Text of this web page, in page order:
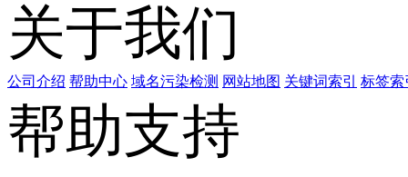
关于我们
公司介绍 帮助中心 域名污染检测 网站地图 关键词索引 标签索
帮助支持